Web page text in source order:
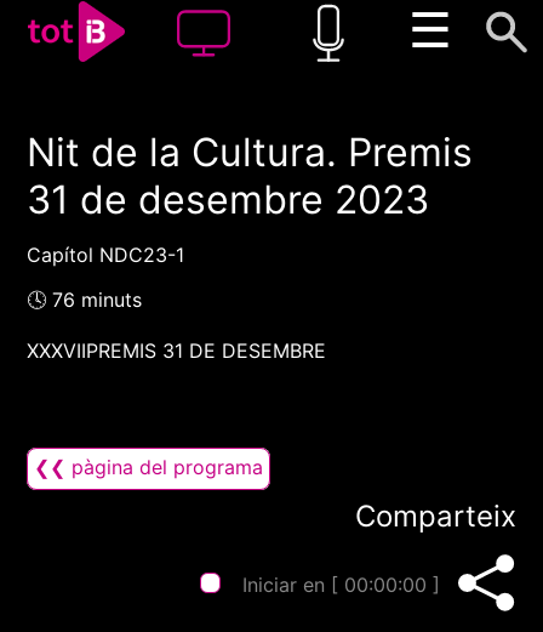
☰
00:00 00:00
1x
Nit de la Cultura. Premis
31 de desembre 2023
Capítol NDC23-1
🕓 76 minuts
XXXVIIPREMIS 31 DE DESEMBRE
❮❮ pàgina del programa
Comparteix
Iniciar en [ 00:00:00 ]